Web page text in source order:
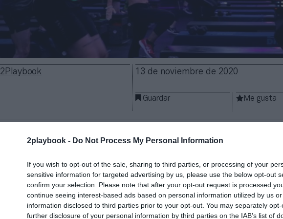
2playbook - Do Not Process My Personal Information
If you wish to opt-out of the sale, sharing to third parties, or processing of your
sensitive information for targeted advertising by us, please use the below opt-out
confirm your selection. Please note that after your opt-out request is processed
continue seeing interest-based ads based on personal information utilized by us
information disclosed to third parties prior to your opt-out. You may separately
further disclosure of your personal information by third parties on the IAB’s list of
2Playbook 13 de noviembre de 2020
Guardar Me gusta
fuerza mayor en lo que va de año, y poco a poco empiezan a medir
tercer parón a su actividad en 2020, dejarán de facturar cerca de
millones de euros.
“Cerramos entre marzo y junio, de nuevo en julio y en
mismo hemos perdido el 50% de la facturación”, ha asegurado
Tarragó, presidente de Pimec Esports, la asociación de pequeñas y